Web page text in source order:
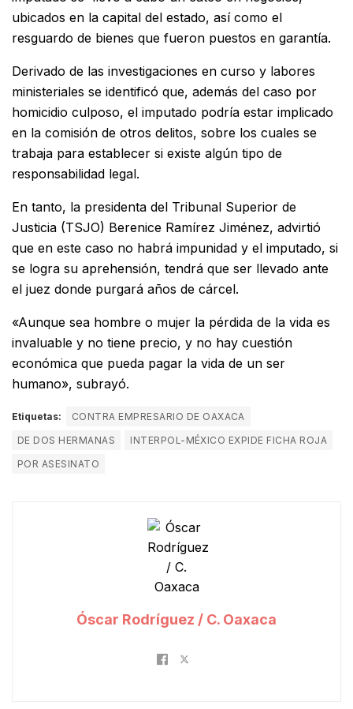
ubicados en la capital del estado, así como el
resguardo de bienes que fueron puestos en garantía.
Derivado de las investigaciones en curso y labores
ministeriales se identificó que, además del caso por
homicidio culposo, el imputado podría estar implicado
en la comisión de otros delitos, sobre los cuales se
trabaja para establecer si existe algún tipo de
responsabilidad legal.
En tanto, la presidenta del Tribunal Superior de
Justicia (TSJO) Berenice Ramírez Jiménez, advirtió
que en este caso no habrá impunidad y el imputado, si
se logra su aprehensión, tendrá que ser llevado ante
el juez donde purgará años de cárcel.
«Aunque sea hombre o mujer la pérdida de la vida es
invaluable y no tiene precio, y no hay cuestión
económica que pueda pagar la vida de un ser
humano», subrayó.
Etiquetas:
CONTRA EMPRESARIO DE OAXACA
DE DOS HERMANAS
INTERPOL-MÉXICO EXPIDE FICHA ROJA
POR ASESINATO
Óscar Rodríguez / C. Oaxaca